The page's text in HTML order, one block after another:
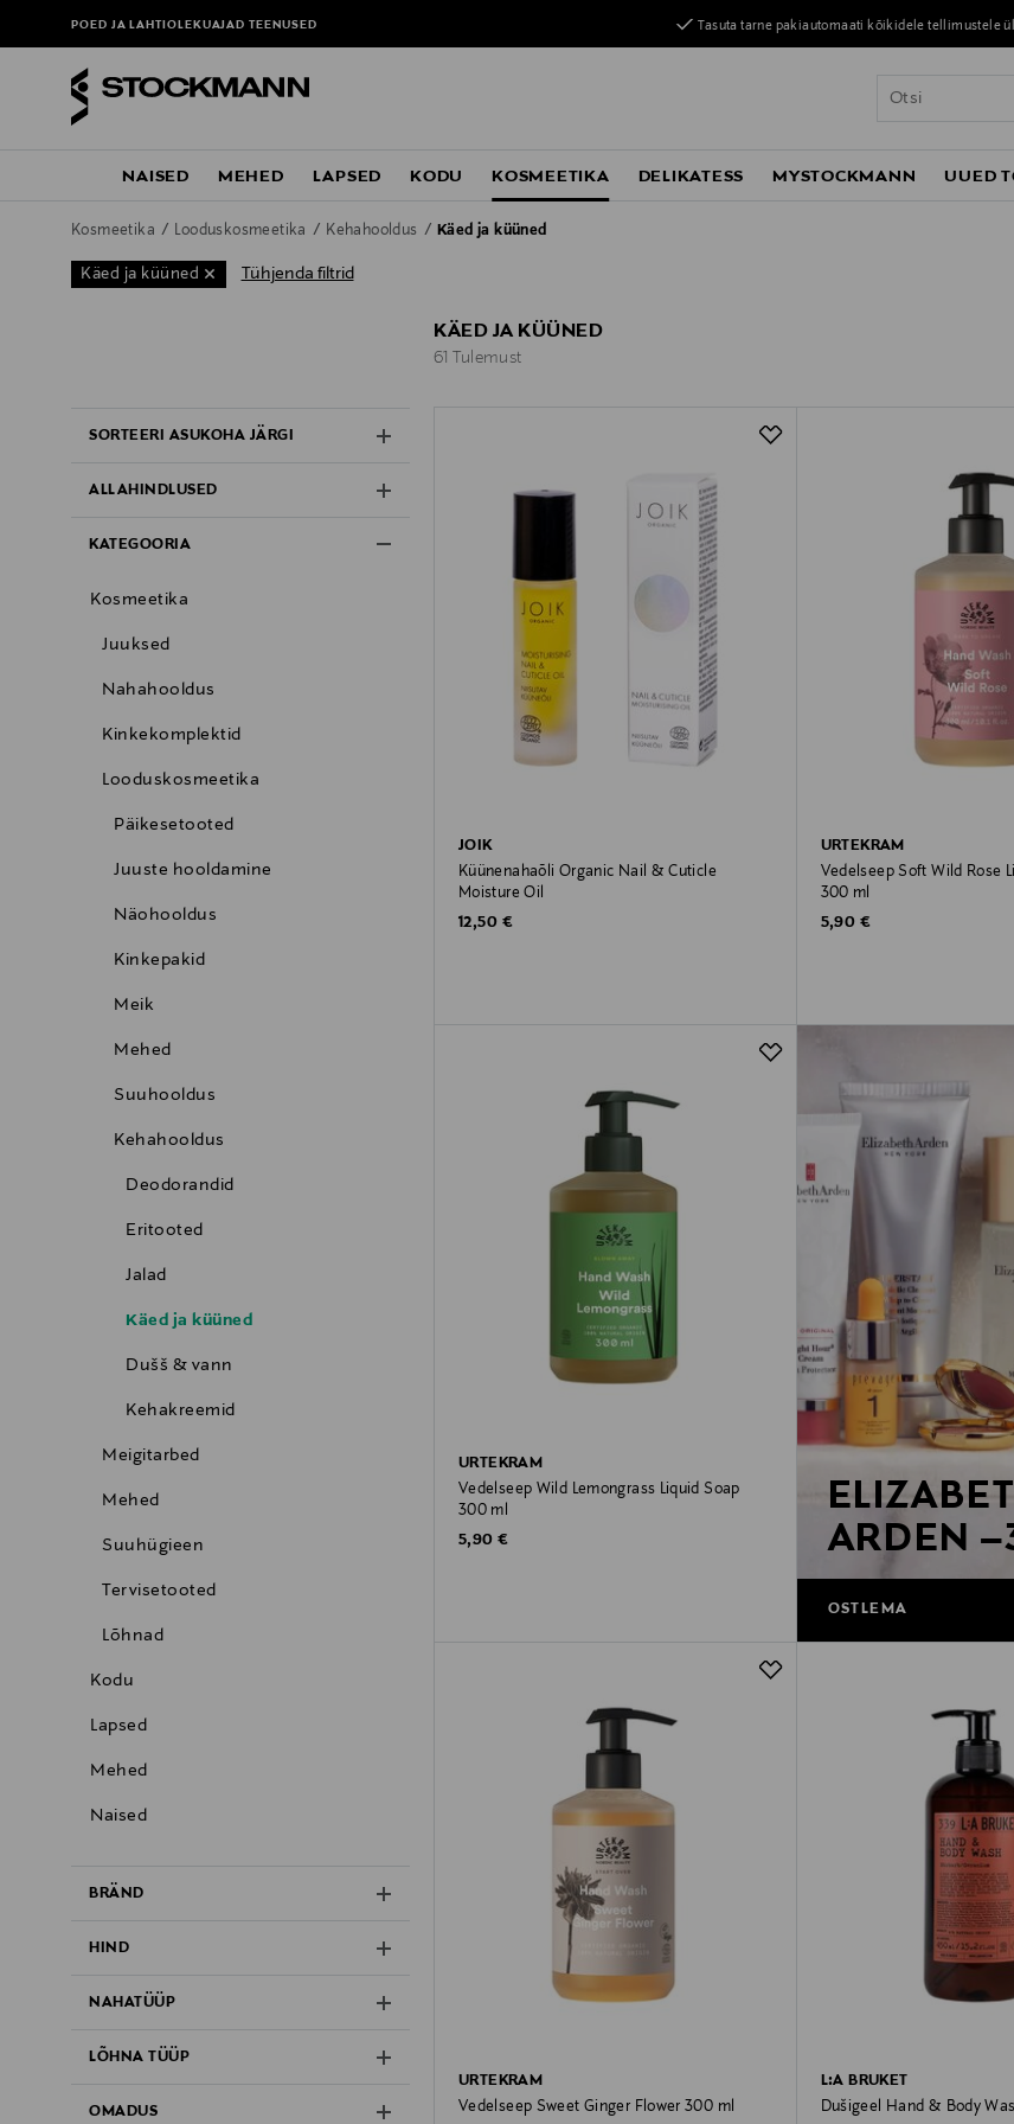
POED JA LAHTIOLEKUAJADTEENUSED Tasuta tarne pakiautomaati kõikidele tellimustele
NAISED MEHED LAPSED KODU KOSMEETIKA DELIKATESS MYSTOCKMANN UUED
Kosmeetika Looduskosmeetika Kehahooldus Käed ja küüned
Käed ja küüned Tühjenda filtrid
SORTEERI ASUKOHA JÄRGI
ALLAHINDLUSED
KATEGOORIA
Kosmeetika
Juuksed
Nahahooldus
Kinkekomplektid
Looduskosmeetika
Päikesetooted
Juuste hooldamine
Näohooldus
Kinkepakid
Meik
Mehed
Suuhooldus
Kehahooldus
Deodorandid
Eritooted
Jalad
Käed ja küüned
Dušš & vann
Kehakreemid
Meigitarbed
Mehed
Suuhügieen
Tervisetooted
Lõhnad
Kodu
Lapsed
Mehed
Naised
BRÄND
HIND
NAHATÜÜP
LÕHNA TÜÜP
OMADUS
KÄED JA KÜÜNED
61 Tulemust
JOIK
Küünenahaõli Organic Nail & Cuticle
Moisture Oil
Original Price
12,50 €
URTEKRAM
Vedelseep Soft Wild Rose
300 ml
Original Price
5,90 €
URTEKRAM
Vedelseep Wild Lemongrass Liquid Soap
300 ml
Original Price
5,90 €
ARDEN
OSTLEMA
URTEKRAM
Vedelseep Sweet Ginger Flower 300 ml
L:A BRUKET
Dušigeel Hand & Body